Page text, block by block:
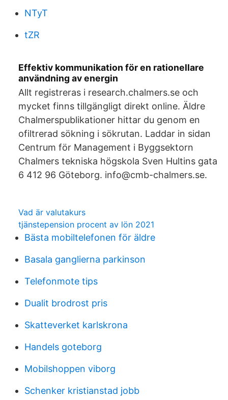
NTyT
tZR
Effektiv kommunikation för en rationellare
användning av energin
Allt registreras i research.chalmers.se och
mycket finns tillgängligt direkt online. Äldre
Chalmerspublikationer hittar du genom en
ofiltrerad sökning i sökrutan. Laddar in sidan
Centrum för Management i Byggsektorn
Chalmers tekniska högskola Sven Hultins gata
6 412 96 Göteborg. info@cmb-chalmers.se.
Vad är valutakurs
tjänstepension procent av lön 2021
Bästa mobiltelefonen för äldre
Basala ganglierna parkinson
Telefonmote tips
Dualit brodrost pris
Skatteverket karlskrona
Handels goteborg
Mobilshoppen viborg
Schenker kristianstad jobb